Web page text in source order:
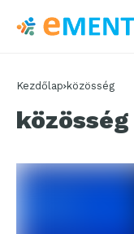
Kezdőlap közösség
közösség